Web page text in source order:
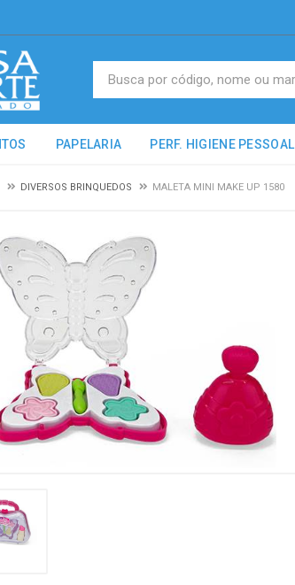
PAPELARIA PERF. HIGIENE PESSOAL
DIVERSOS BRINQUEDOS MALETA MINI MAKE UP 1580